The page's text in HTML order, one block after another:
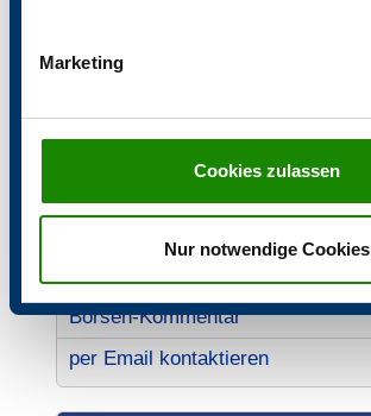
Marketing
Cookies zulassen
Nur notwendige Cookies
Börsen-Kommentar
per Email kontaktieren